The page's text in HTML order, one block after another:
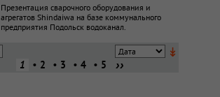
Презентация сварочного оборудования и
агрегатов Shindaiwa на базе коммунального
предприятия Подольск водоканал.
1 2 3 4 5 ››
↡